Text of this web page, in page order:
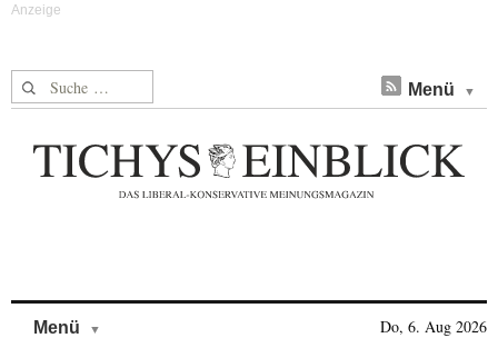
Suche nach: Menü
Menü Do, 6. Aug 2026